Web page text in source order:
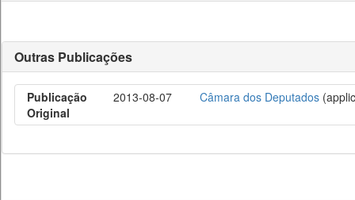
Outras Publicações
Publicação
Original
2013-08-07 Câmara dos Deputados